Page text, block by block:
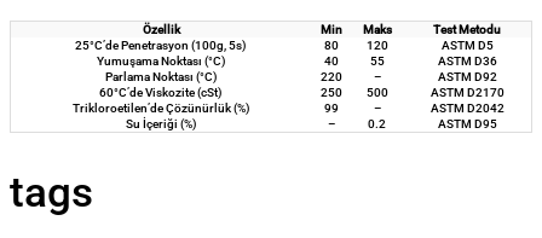
Özellik Min Maks
Test Metodu
25°C’de Penetrasyon (100g, 5s)
80 120
ASTM D5
Yumuşama Noktası (°C)
40 55
ASTM D36
Parlama Noktası (°C)
220 –
ASTM D92
60°C’de Viskozite (cSt)
250 500
ASTM D2170
Trikloroetilen’de Çözünürlük (%)
99 –
ASTM D2042
Su İçeriği (%)
– 0.2 ASTM D95
tags